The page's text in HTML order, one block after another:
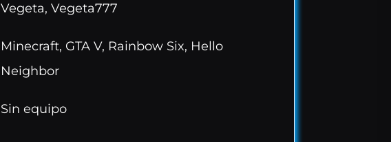
Vegeta, Vegeta777
Minecraft, GTA V, Rainbow Six, Hello
Neighbor
Sin equipo